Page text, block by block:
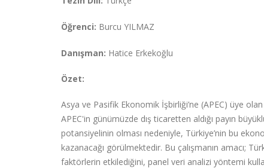
Öğrenci: Burcu YILMAZ
Danışman: Hatice Erkekoğlu
Özet:
Asya ve Pasifik Ekonomik İşbirliği’ne (APEC) üye
APEC'in günümüzde dış ticaretten aldığı payın
potansiyelinin olması nedeniyle, Türkiye’nin bu
kazanacağı görülmektedir. Bu çalışmanın amacı;
faktörlerin etkilediğini, panel veri analizi yöntemi